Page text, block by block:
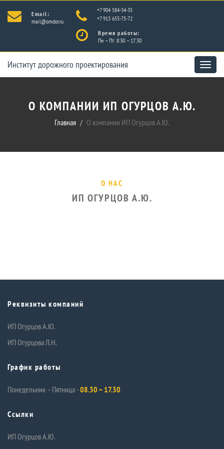
Email:
mail@omdor.ru
+7 904 584-34-35
+7 913 655-75-72
Время работы:
Пн – Пт: 8:30 – 17:30
Toggle
Институт дорожного проектирования
О КОМПАНИИ ИП ОГУРЦОВ А.Ю.
Главная О компании ИП Огурцов А.Ю.
О НАС
ИП ОГУРЦОВ А.Ю.
Реквизиты компаний
ИП Огурцов А.Ю.
ИП Огурцова Л.Н.
График работы
Понедельник – Пятница -08.30 – 17.30
Ссылки
ИП Огурцов А.Ю.